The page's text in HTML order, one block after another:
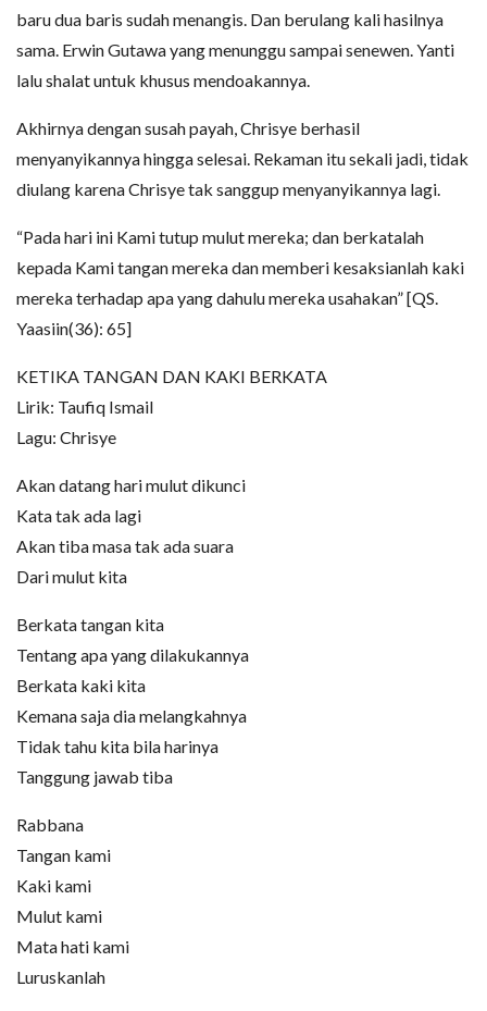
baru dua baris sudah menangis. Dan berulang kali hasilnya
sama. Erwin Gutawa yang menunggu sampai senewen. Yanti
lalu shalat untuk khusus mendoakannya.
Akhirnya dengan susah payah, Chrisye berhasil
menyanyikannya hingga selesai. Rekaman itu sekali jadi, tidak
diulang karena Chrisye tak sanggup menyanyikannya lagi.
“Pada hari ini Kami tutup mulut mereka; dan berkatalah
kepada Kami tangan mereka dan memberi kesaksianlah kaki
mereka terhadap apa yang dahulu mereka usahakan” [QS.
Yaasiin(36): 65]
KETIKA TANGAN DAN KAKI BERKATA
Lirik: Taufiq Ismail
Lagu: Chrisye
Akan datang hari mulut dikunci
Kata tak ada lagi
Akan tiba masa tak ada suara
Dari mulut kita
Berkata tangan kita
Tentang apa yang dilakukannya
Berkata kaki kita
Kemana saja dia melangkahnya
Tidak tahu kita bila harinya
Tanggung jawab tiba
Rabbana
Tangan kami
Kaki kami
Mulut kami
Mata hati kami
Luruskanlah